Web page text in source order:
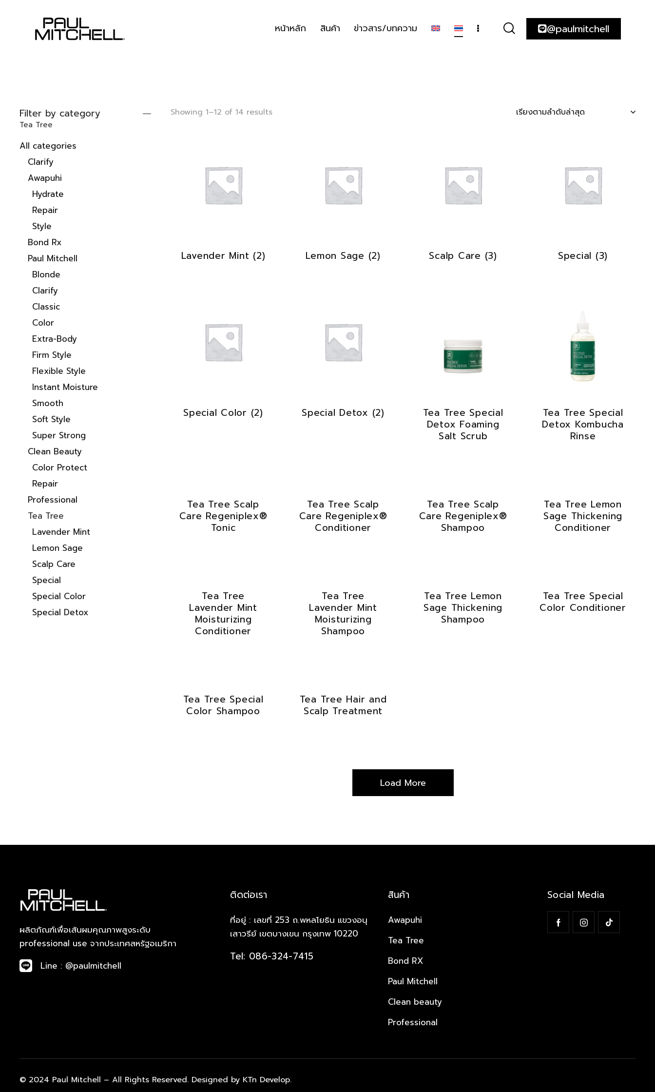
หน้าหลัก สินค้า ข่าวสาร/บทความ @paulmitchell
Showing 1–12 of 14 results
Lavender Mint (2) Lemon Sage (2) Scalp Care (3) Special (3)
Special Color (2) Special Detox (2)
Tea Tree Special
Detox Foaming
Salt Scrub
Tea Tree Special
Detox Kombucha
Rinse
Tea Tree Scalp
Care Regeniplex®
Tonic
Tea Tree Scalp
Care Regeniplex®
Conditioner
Tea Tree Scalp
Care Regeniplex®
Shampoo
Tea Tree Lemon
Sage Thickening
Conditioner
Tea Tree
Lavender Mint
Moisturizing
Conditioner
Tea Tree
Lavender Mint
Moisturizing
Shampoo
Tea Tree Lemon
Sage Thickening
Shampoo
Tea Tree Special
Color Conditioner
Tea Tree Special
Color Shampoo
Tea Tree Hair and
Scalp Treatment
Load More
Filter by category
Tea Tree
All categories
Clarify
Awapuhi
Hydrate
Repair
Style
Bond Rx
Paul Mitchell
Blonde
Clarify
Classic
Color
Extra-Body
Firm Style
Flexible Style
Instant Moisture
Smooth
Soft Style
Super Strong
Clean Beauty
Color Protect
Repair
Professional
Tea Tree
Lavender Mint
Lemon Sage
Scalp Care
Special
Special Color
Special Detox
ผลิตภัณฑ์เพื่อเส้นผมคุณภาพสูงระดับ
professional use จากประเทศสหรัฐอเมริกา
Line : @paulmitchell
ติดต่อเรา
ที่อยู่ : เลขที่ 253 ถ.พหลโยธิน แขวงอนุ
เสาวรีย์ เขตบางเขน กรุงเทพ 10220
Tel: 086-324-7415
สินค้า
Awapuhi
Tea Tree
Bond RX
Paul Mitchell
Clean beauty
Professional
Social Media
© 2024 Paul Mitchell – All Rights Reserved. Designed by KTn Develop.